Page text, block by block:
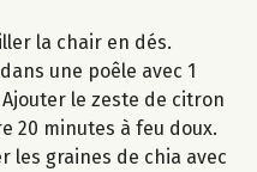
la chair en dés.
une poêle avec 1
le zeste de citron
20 minutes à feu doux.
les graines de chia avec